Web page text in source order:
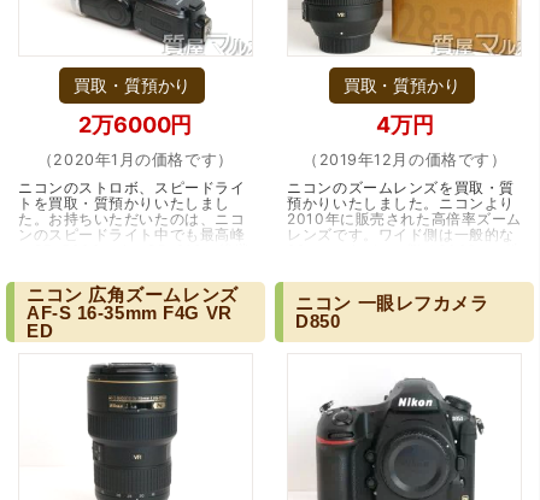
買取・質預かり
2万6000円
（2020年1月の価格です）
ニコンのストロボ、スピードライ
トを買取・質預かりいたしまし
た。お持ちいただいたのは、ニコ
ンのスピードライト中でも最高峰
測光をベースにカ…（兵庫・伊丹
市）
買取・質預かり
4万円
（2019年12月の価格です）
ニコンのズームレンズを買取・質
預かりいたしました。ニコンより
2010年に販売された高倍率ズーム
レンズです。ワイド側は一般的な
す。10年前…（大阪・江坂）
ニコン 広角ズームレンズ
AF-S 16-35mm F4G VR
ED
ニコン 一眼レフカメラ
D850